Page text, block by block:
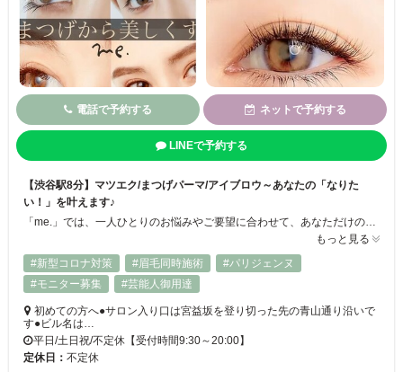
電話で予約する ネットで予約する
LINEで予約する
【渋谷駅8分】マツエク/まつげパーマ/アイブロウ～あなたの「なりた
い！」を叶えます♪
「me.」では、一人ひとりのお悩みやご要望に合わせて、あなただけの「目元の正解ルール」を導き出します♪ 自まつげや目の形を考慮し、自然でぱっちりとした目元を長持ちさせられるように、効果的な施術法をご提案◎ マツエク、まつげパーマ、アイブロウの3つのメニューをご用意！ 掛け合わせも可能なので、ご希望に合わせてお選びください♪ 「me.」で、あなただけの「なりたい！」を叶えてみませんか？ ご来店をお待
もっと見る
#新型コロナ対策
#眉毛同時施術
#パリジェンヌ
#モニター募集
#芸能人御用達
初めての方へ●サロン入り口は宮益坂を登り切った先の青山通り沿いで
す●ビル名は…
平日/土日祝/不定休【受付時間9:30～20:00】
定休日： 不定休